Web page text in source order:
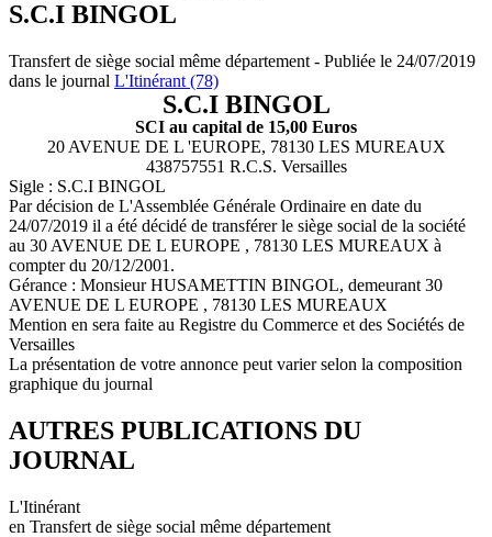
S.C.I BINGOL
Transfert de siège social même département - Publiée le 24/07/2019
dans le journal L'Itinérant (78)
S.C.I BINGOL
SCI au capital de 15,00 Euros
20 AVENUE DE L 'EUROPE, 78130 LES MUREAUX
438757551 R.C.S. Versailles
Sigle : S.C.I BINGOL
Par décision de L'Assemblée Générale Ordinaire en date du
24/07/2019 il a été décidé de transférer le siège social de la société
au 30 AVENUE DE L EUROPE , 78130 LES MUREAUX à
compter du 20/12/2001.
Gérance : Monsieur HUSAMETTIN BINGOL, demeurant 30
AVENUE DE L EUROPE , 78130 LES MUREAUX
Mention en sera faite au Registre du Commerce et des Sociétés de
Versailles
La présentation de votre annonce peut varier selon la composition
graphique du journal
AUTRES PUBLICATIONS DU
JOURNAL
L'Itinérant
en Transfert de siège social même département